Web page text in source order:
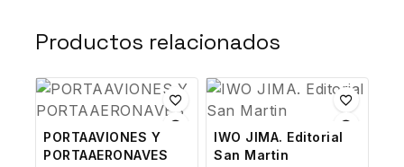
Productos relacionados
PORTAAVIONES Y
PORTAAERONAVES
IWO JIMA. Editorial
San Martin